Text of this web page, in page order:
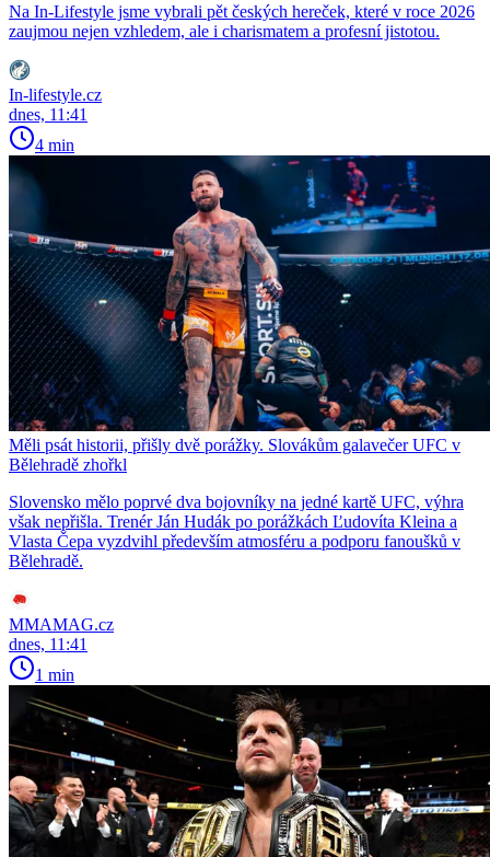
Na In-Lifestyle jsme vybrali pět českých hereček, které v roce 2026
zaujmou nejen vzhledem, ale i charismatem a profesní jistotou.
In-lifestyle.cz
dnes, 11:41
4 min
Měli psát historii, přišly dvě porážky. Slovákům galavečer UFC v
Bělehradě zhořkl
Slovensko mělo poprvé dva bojovníky na jedné kartě UFC, výhra
však nepřišla. Trenér Ján Hudák po porážkách Ľudovíta Kleina a
Vlasta Čepa vyzdvihl především atmosféru a podporu fanoušků v
Bělehradě.
MMAMAG.cz
dnes, 11:41
1 min